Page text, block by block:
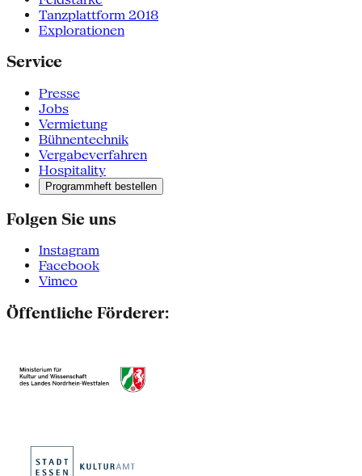
Tanzplattform 2018
Explorationen
Service
Presse
Jobs
Vermietung
Bühnentechnik
Vergabeverfahren
Hospitality
Programmheft bestellen
Folgen Sie uns
Instagram
Facebook
Vimeo
Öffentliche Förderer: